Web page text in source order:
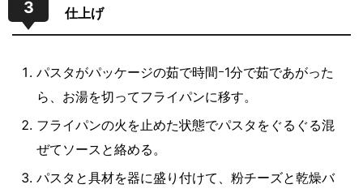
3 仕上げ
パスタがパッケージの茹で時間ｰ1分で茹であがった
ら、お湯を切ってフライパンに移す。
フライパンの火を止めた状態でパスタをぐるぐる混
ぜてソースと絡める。
パスタと具材を器に盛り付けて、粉チーズと乾燥バ